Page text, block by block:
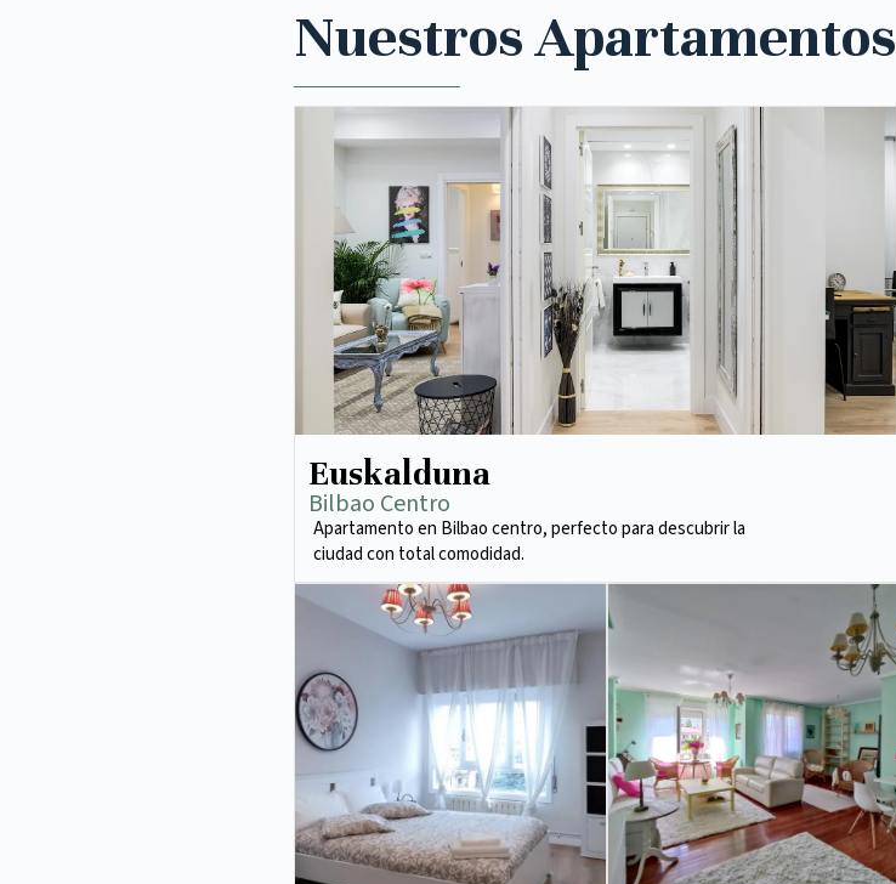
Nuestros Apartamentos
Euskalduna
Bilbao Centro
Apartamento en Bilbao centro, perfecto para descubrir la
ciudad con total comodidad.